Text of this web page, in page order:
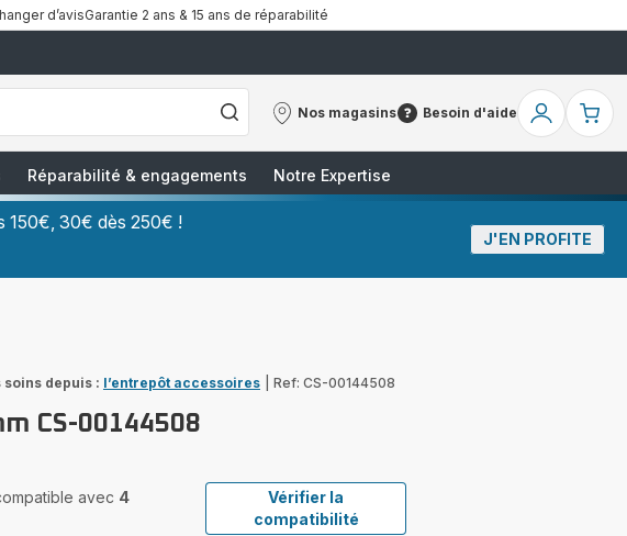
d’avisGarantie 2 ans & 15 ans de réparabilité
Nos magasins
Nos
Besoin d'aide
Besoin
Mon
Réparabilité & engagements Notre Expertise
150€, 30€ dès 250€ !
J'EN PROFITE
soins depuis : l’entrepôt accessoires Ref: CS-00144508
CS-00144508
avec 4
Vérifier la
compatibilité